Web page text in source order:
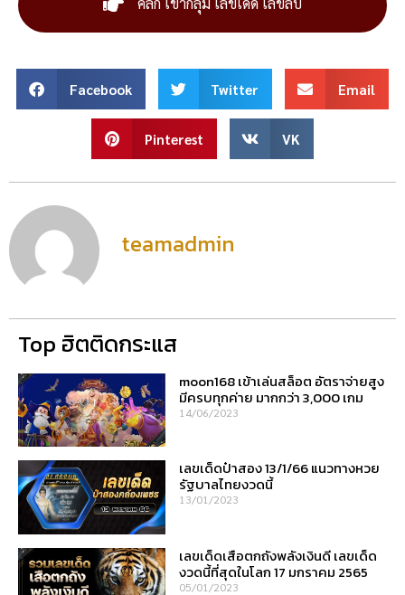
Facebook Twitter Email
Pinterest VK
teamadmin
Top ฮิตติดกระแส
moon168 เข้าเล่นสล็อต อัตราจ่ายสูง
มีครบทุกค่าย มากกว่า 3,000 เกม
14/06/2023
เลขเด็ดป๋าสอง 13/1/66 แนวทางหวย
รัฐบาลไทยงวดนี้
13/01/2023
เลขเด็ดเสือตกถังพลังเงินดี เลขเด็ด
งวดนี้ที่สุดในโลก 17 มกราคม 2565
05/01/2023